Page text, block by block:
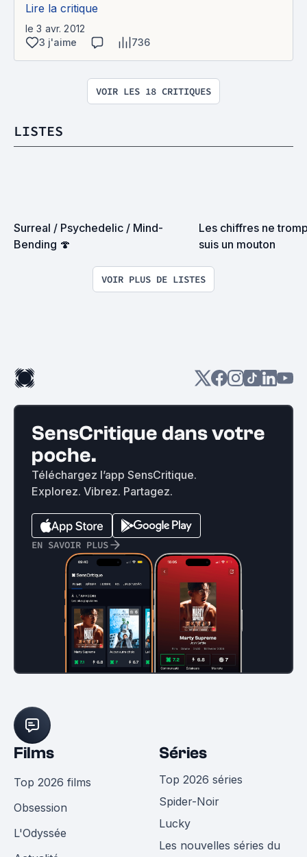
Lire la critique
le 3 avr. 2012
3 j'aime
736
VOIR LES 18 CRITIQUES
LISTES
Surreal / Psychedelic / Mind-
Bending 🍄
Les chiffres ne
suis un mouton
VOIR PLUS DE LISTES
SensCritique dans votre
poche.
Téléchargez l’app SensCritique.
Explorez. Vibrez. Partagez.
EN SAVOIR PLUS
Films
Top 2026 films
Obsession
L'Odyssée
Séries
Top 2026 séries
Spider-Noir
Lucky
Les nouvelles séries du